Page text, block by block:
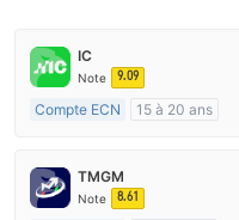
IC
Note 9.09
Compte ECN
15 à 20 ans
Market Making (MM)
Etiquette principale MT4
TMGM
Note 8.61